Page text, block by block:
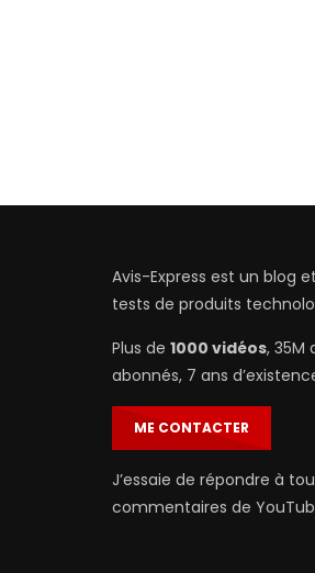
Avis-Express est un blog
tests de produits
Plus de 1000 vidéos, 35M
abonnés, 7 ans
ME CONTACTER
J’essaie de répondre à
commentaires de